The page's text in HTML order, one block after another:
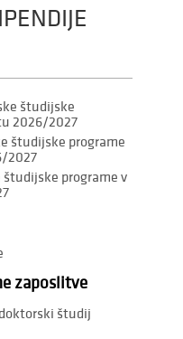
študijske
2026/2027
študijske programe
2027
študijske programe v
zaposlitve
študij